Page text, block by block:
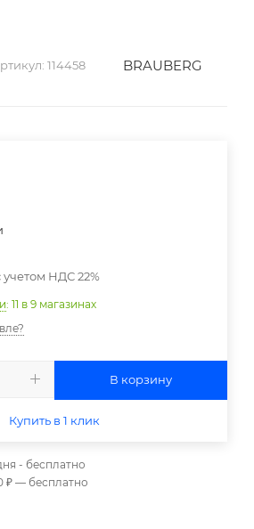
114458 BRAUBERG
НДС 22%
: 11 в 9 магазинах
В корзину
Купить в 1 клик
- бесплатно
₽ — бесплатно